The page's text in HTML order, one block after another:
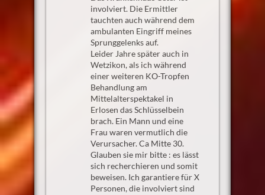
involviert. Die Ermittler
tauchten auch während dem
ambulanten Eingriff meines
Sprunggelenks auf.
Leider Jahre später auch in
Wetzikon, als ich während
einer weiteren KO-Tropfen
Behandlung am
Mittelalterspektakel in
Erlosen das Schlüsselbein
brach. Ein Mann und eine
Frau waren vermutlich die
Verursacher. Ca Mitte 30.
Glauben sie mir bitte : es lässt
sich recherchieren und somit
beweisen. Ich garantiere für X
Personen, die involviert sind